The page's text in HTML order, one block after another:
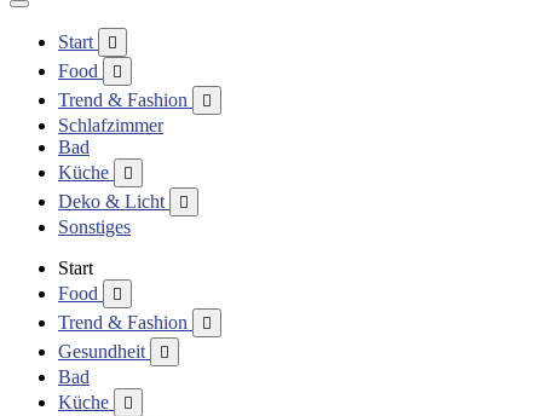
Start 
Food 
Trend & Fashion 
Schlafzimmer
Bad
Küche

Deko & Licht 
Sonstiges
Start
Food

Trend & Fashion 
Gesundheit 
Bad
Küche
